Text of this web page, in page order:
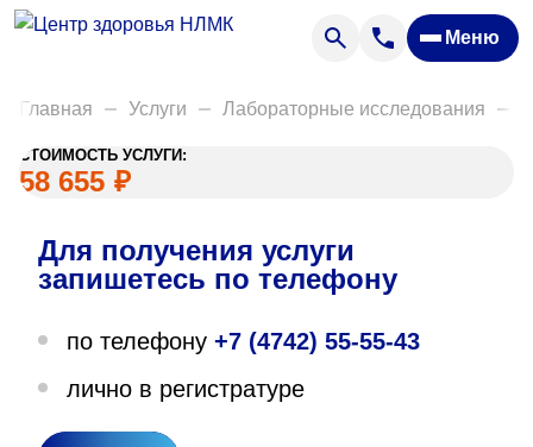
Меню
Анализы
Акции
Пациентам
Вакансии
О нас
Главная Услуги Лабораторные исследования
СТОИМОСТЬ УСЛУГИ:
58 655 ₽
Для получения услуги
запишетесь по телефону
по телефону +7 (4742) 55-55-43
лично в регистратуре